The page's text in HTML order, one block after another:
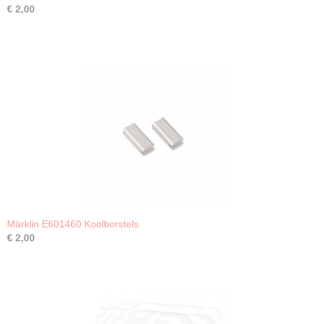
€ 2,00
Märklin E601460 Koolborstels
€ 2,00